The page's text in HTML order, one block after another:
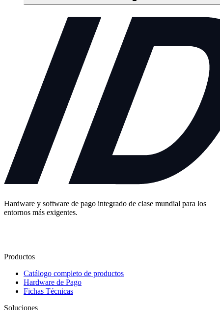
Hardware y software de pago integrado de clase mundial para los
entornos más exigentes.
Productos
Catálogo completo de productos
Hardware de Pago
Fichas Técnicas
Soluciones